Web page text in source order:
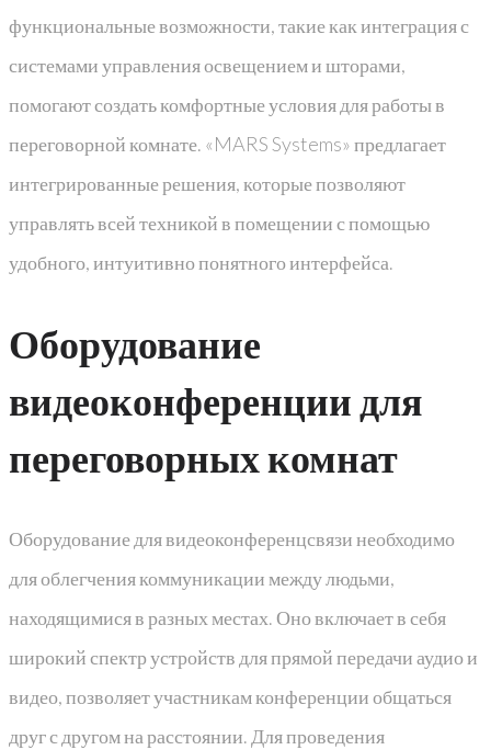
функциональные возможности, такие как интеграция с
системами управления освещением и шторами,
помогают создать комфортные условия для работы в
переговорной комнате. «MARS Systems» предлагает
интегрированные решения, которые позволяют
управлять всей техникой в помещении с помощью
удобного, интуитивно понятного интерфейса.
Оборудование
видеоконференции для
переговорных комнат
Оборудование для видеоконференцсвязи необходимо
для облегчения коммуникации между людьми,
находящимися в разных местах. Оно включает в себя
широкий спектр устройств для прямой передачи аудио и
видео, позволяет участникам конференции общаться
друг с другом на расстоянии. Для проведения